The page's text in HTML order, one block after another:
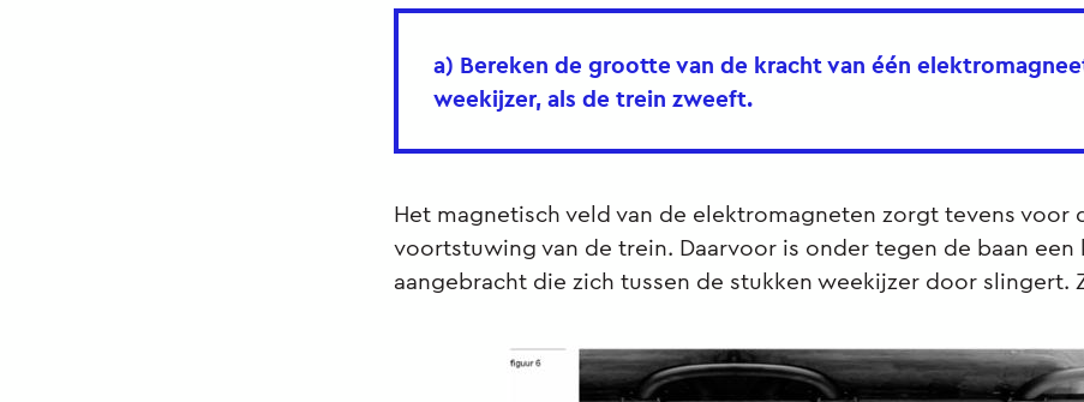
a) Bereken de grootte van de kracht van één
weekijzer, als de trein zweeft.
Het magnetisch veld van de elektromagneten zorgt tevens voor
voortstuwing van de trein. Daarvoor is onder tegen de baan een
aangebracht die zich tussen de stukken weekijzer door slingert.